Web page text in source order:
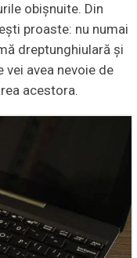
obişnuite. Din
proaste: nu numai
dreptunghiulară şi
avea nevoie de
acestora.